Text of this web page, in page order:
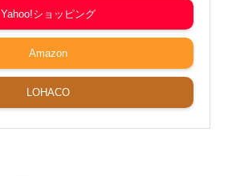
Yahoo!ショッピング
Amazon
LOHACO